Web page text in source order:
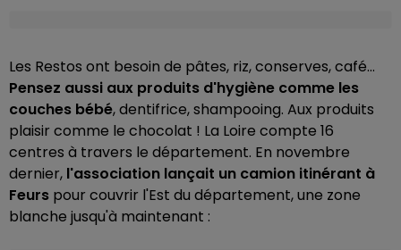
Les Restos ont besoin de pâtes, riz, conserves, café...
Pensez aussi aux produits d'hygiène comme les
couches bébé, dentifrice, shampooing. Aux produits
plaisir comme le chocolat ! La Loire compte 16
centres à travers le département. En novembre
dernier, l'association lançait un camion itinérant à
Feurs pour couvrir l'Est du département, une zone
blanche jusqu'à maintenant :